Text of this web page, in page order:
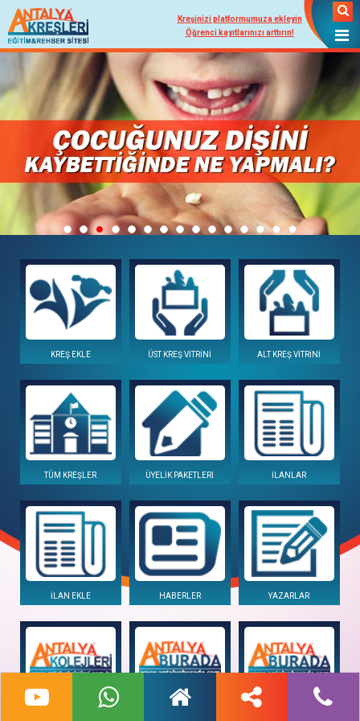
Kreşinizi platformumuza ekleyin
Öğrenci kayıtlarınızı arttırın!
KREŞ EKLE ÜST KREŞ VİTRİNİ ALT KREŞ VİTRİNİ
TÜM KREŞLER ÜYELİK PAKETLERİ İLANLAR
İLAN EKLE HABERLER YAZARLAR